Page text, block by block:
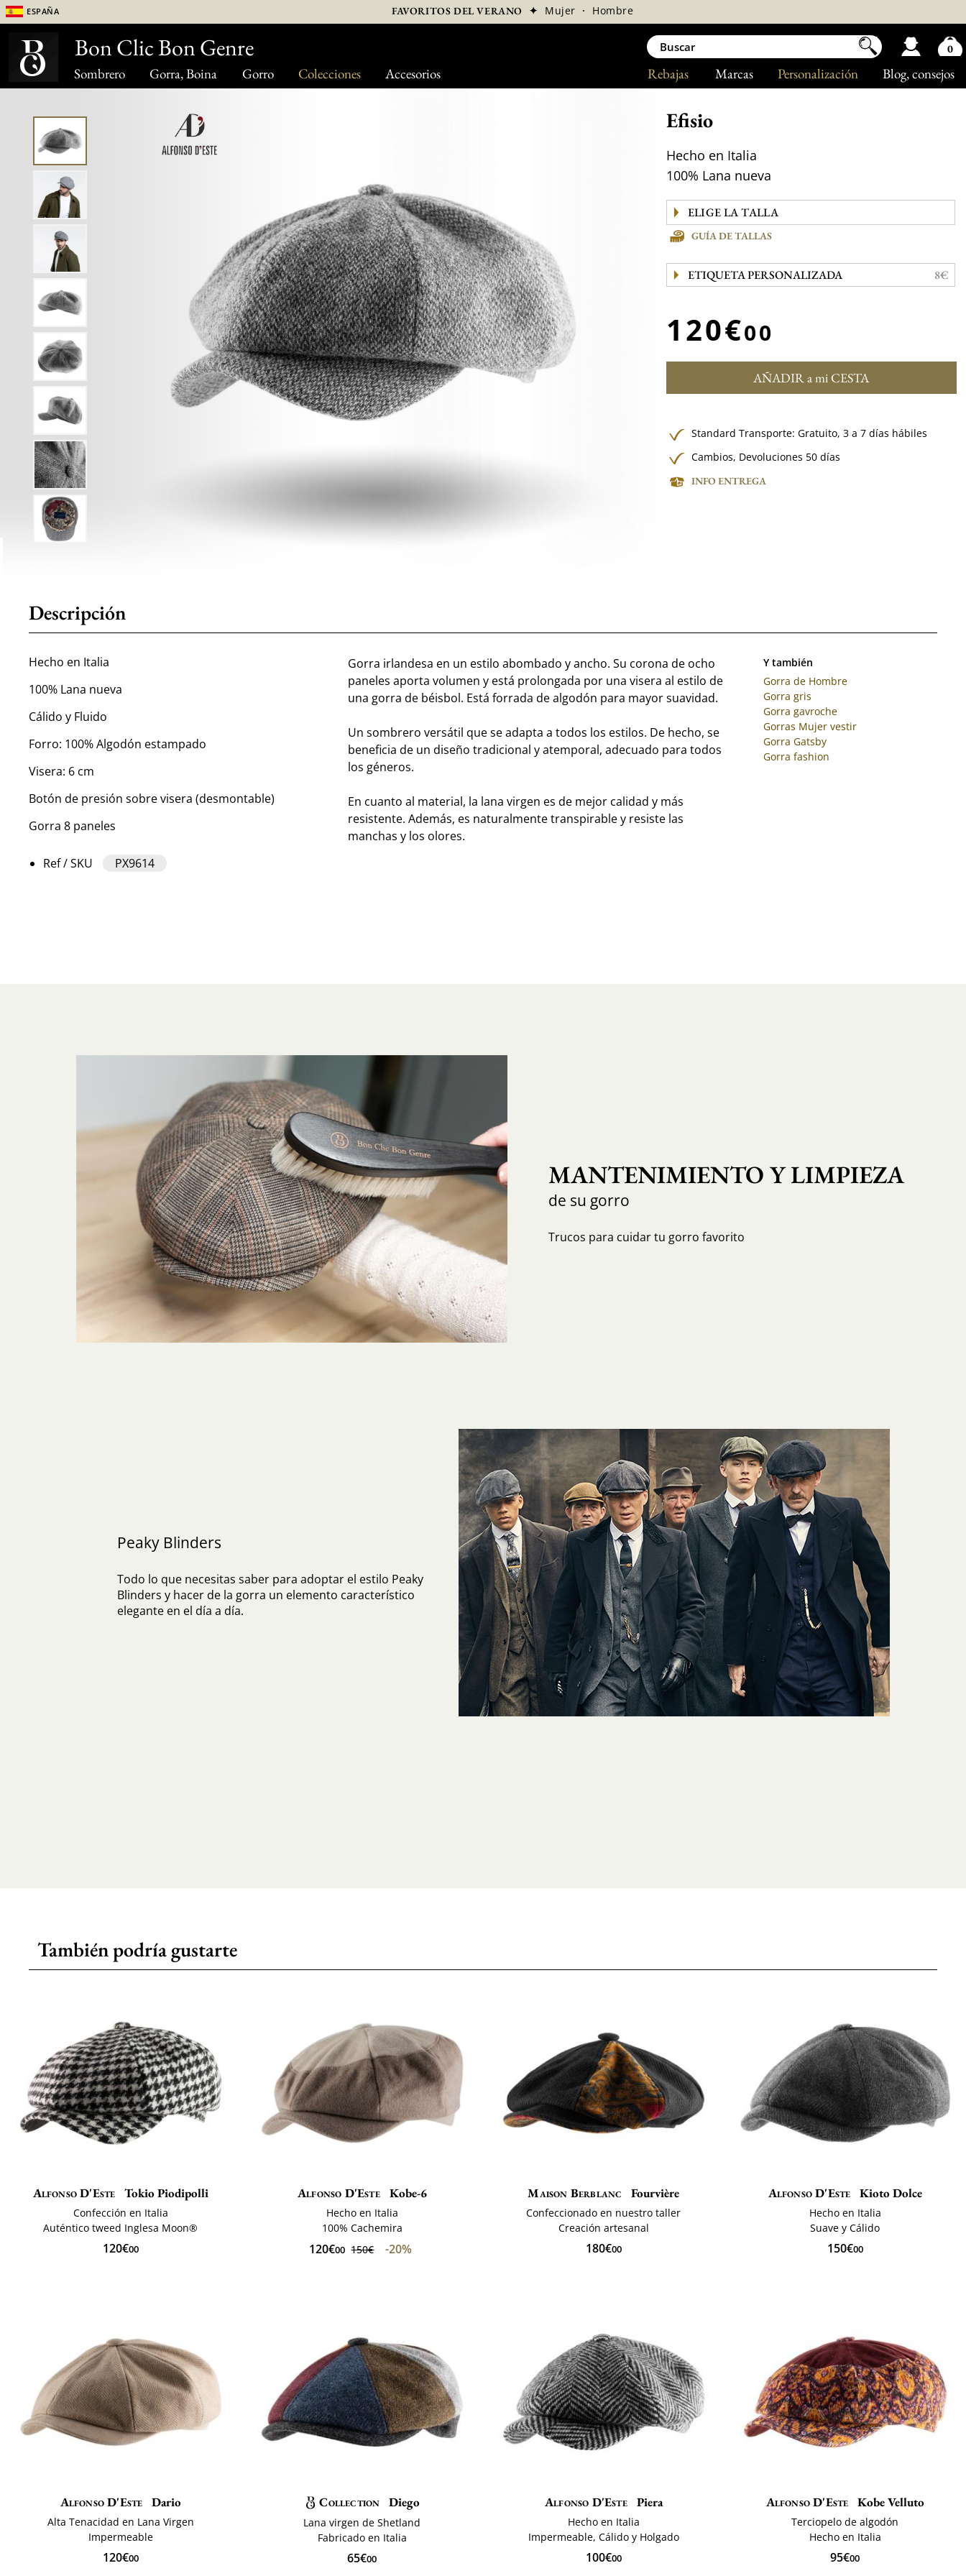
Sombrero Gorra, Boina Gorro Colecciones Accesorios Blog, consejos
Personalización
Marcas
Rebajas
España FAVORITOS DEL VERANO ✦ Mujer · Hombre
Efisio
Hecho en Italia
100% Lana nueva
GUÍA DE TALLAS
ETIQUETA PERSONALIZADA 8€
120€00
AÑADIR a mi CESTA
Standard Transporte:Gratuito,3 a 7 días hábiles
Cambios, Devoluciones 50 días
INFO ENTREGA
Descripción
Hecho en Italia
100% Lana nueva
Cálido y Fluido
Forro: 100% Algodón estampado
Visera: 6 cm
Botón de presión sobre visera (desmontable)
Gorra 8 paneles
Ref / SKU PX9614
Gorra irlandesa en un estilo abombado y ancho. Su corona de ocho
paneles aporta volumen y está prolongada por una visera al estilo de
una gorra de béisbol. Está forrada de algodón para mayor suavidad.
Un sombrero versátil que se adapta a todos los estilos. De hecho, se
beneficia de un diseño tradicional y atemporal, adecuado para todos
los géneros.
En cuanto al material, la lana virgen es de mejor calidad y más
resistente. Además, es naturalmente transpirable y resiste las
manchas y los olores.
Y también
Gorra de Hombre
Gorra gris
Gorra gavroche
Gorras Mujer vestir
Gorra Gatsby
Gorra fashion
MANTENIMIENTO Y LIMPIEZA
de su gorro
Trucos para cuidar tu gorro favorito
Peaky Blinders
Todo lo que necesitas saber para adoptar el estilo Peaky
Blinders y hacer de la gorra un elemento característico
elegante en el día a día.
También podría gustarte
Alfonso D'Este Tokio Piodipolli
Confección en Italia
Auténtico tweed Inglesa Moon®
120€00
Alfonso D'Este Kobe-6
Hecho en Italia
100% Cachemira
120€00 150€ -20%
Maison Berblanc Fourvière
Confeccionado en nuestro taller
Creación artesanal
180€00
Alfonso D'Este Kioto Dolce
Hecho en Italia
Suave y Cálido
150€00
Alfonso D'Este Dario
Alta Tenacidad en Lana Virgen
Impermeable
120€00
Collection Diego
Lana virgen de Shetland
Fabricado en Italia
65€00
Alfonso D'Este Piera
Hecho en Italia
Impermeable, Cálido y Holgado
100€00
Alfonso D'Este Kobe Velluto
Terciopelo de algodón
Hecho en Italia
95€00
Bon Clic Bon Genre 0